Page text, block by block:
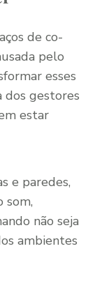
de co-
pelo
esses
dos gestores
estar
e paredes,
som,
não seja
ambientes